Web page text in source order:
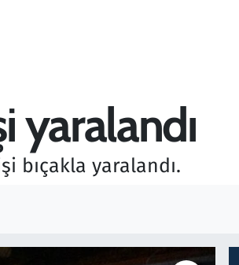
yaralandı
bıçakla yaralandı.